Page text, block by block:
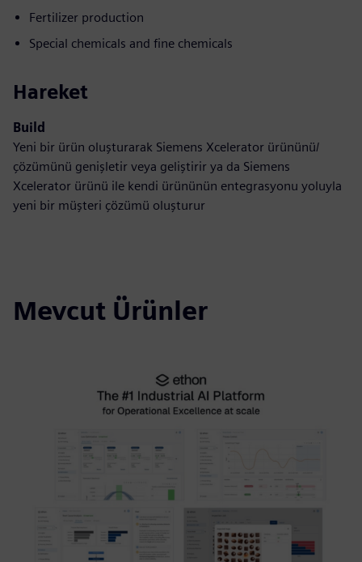
Fertilizer production
Special chemicals and fine chemicals
Hareket
Build
Yeni bir ürün oluşturarak Siemens Xcelerator ürününü/
çözümünü genişletir veya geliştirir ya da Siemens
Xcelerator ürünü ile kendi ürününün entegrasyonu yoluyla
yeni bir müşteri çözümü oluşturur
Mevcut Ürünler